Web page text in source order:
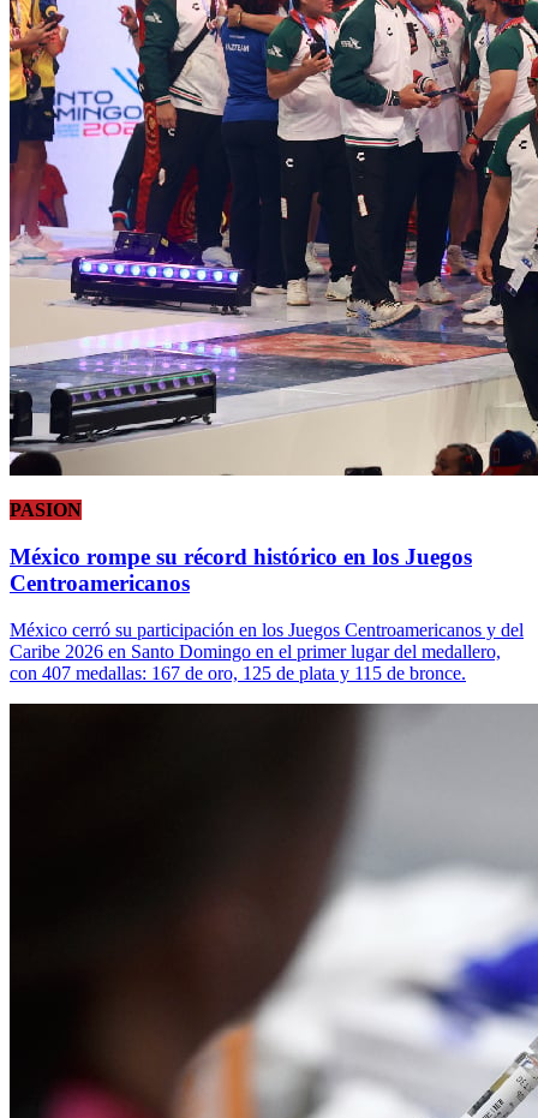
PASION
México rompe su récord histórico en los Juegos
Centroamericanos
México cerró su participación en los Juegos Centroamericanos y del
Caribe 2026 en Santo Domingo en el primer lugar del medallero,
con 407 medallas: 167 de oro, 125 de plata y 115 de bronce.